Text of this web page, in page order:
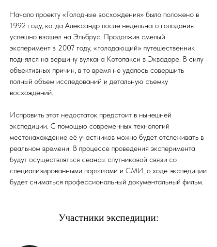
Начало проекту «Голодные восхождения» было положено в
1992 году, когда Александр после недельного голодания
успешно взошел на Эльбрус. Продолжив смелый
эксперимент в 2007 году, «голодающий» путешественник
поднялся на вершину вулкана Котопакси в Эквадоре. В силу
объективных причин, в то время не удалось совершить
полный объем исследований и детальную съемку
восхождений.
Исправить этот недостаток предстоит в нынешней
экспедиции. С помощью современных технологий
местонахождение её участников можно будет отслеживать в
реальном времени. В процессе проведения эксперимента
будут осуществляться сеансы спутниковой связи со
специализированными порталами и СМИ, о ходе экспедиции
будет сниматься профессиональный документальный фильм.
Участники экспедиции: